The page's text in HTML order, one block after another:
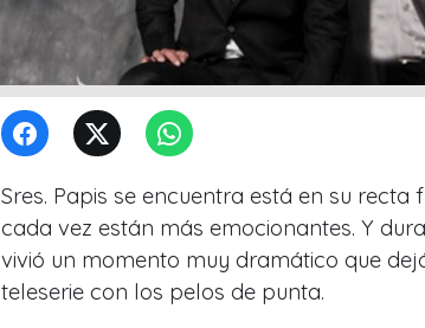
Sres. Papis se encuentra está en su
cada vez están más emocionantes. Y
vivió un momento muy dramático que
teleserie con los pelos de punta.